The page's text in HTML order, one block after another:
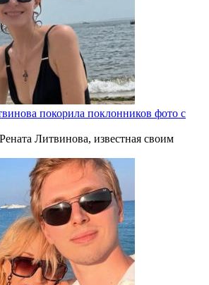
покорила поклонников фото с
Литвинова, известная своим